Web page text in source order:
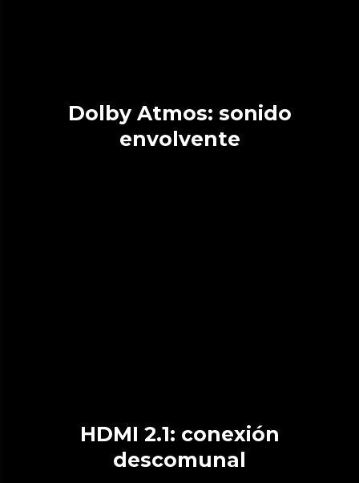
Dolby Atmos: sonido
envolvente
HDMI 2.1: conexión
descomunal